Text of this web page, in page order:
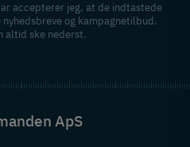
accepterer jeg, at de indtastede
og kampagnetilbud.
altid ske nederst.
ApS